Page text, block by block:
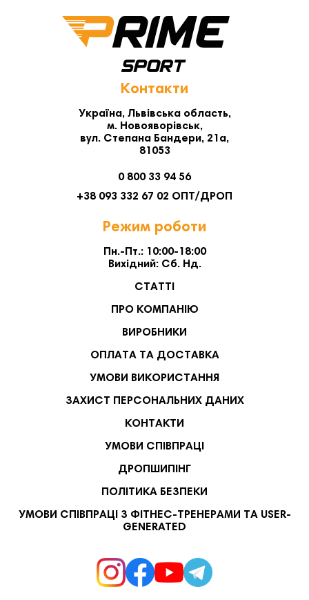
Контакти
Україна, Львівська область,
м. Новояворівськ,
вул. Степана Бандери, 21а,
81053
0 800 33 94 56
+38 093 332 67 02 ОПТ/ДРОП
Режим роботи
Пн.-Пт.: 10:00-18:00
Вихідний: Сб. Нд.
СТАТТІ
ПРО КОМПАНІЮ
ВИРОБНИКИ
ОПЛАТА ТА ДОСТАВКА
УМОВИ ВИКОРИСТАННЯ
ЗАХИСТ ПЕРСОНАЛЬНИХ ДАНИХ
КОНТАКТИ
УМОВИ СПІВПРАЦІ
ДРОПШИПІНГ
ПОЛІТИКА БЕЗПЕКИ
УМОВИ СПІВПРАЦІ З ФІТНЕС-ТРЕНЕРАМИ ТА USER-
GENERATED